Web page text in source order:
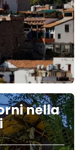
nella